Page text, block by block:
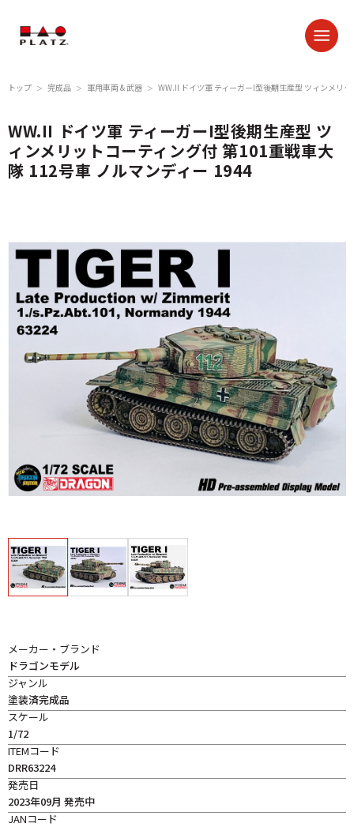
トップ ＞ 完成品 ＞ 軍用車両 & 武器 ＞ WW.II ドイツ軍 ティーガーI型後期生産型 ツィンメリ
WW.II ドイツ軍 ティーガーI型後期生産型 ツ
ィンメリットコーティング付 第101重戦車大
隊 112号車 ノルマンディー 1944
メーカー・ブランド
ドラゴンモデル
ジャンル
塗装済完成品
スケール
1/72
ITEMコード
DRR63224
発売日
2023年09月 発売中
JANコード